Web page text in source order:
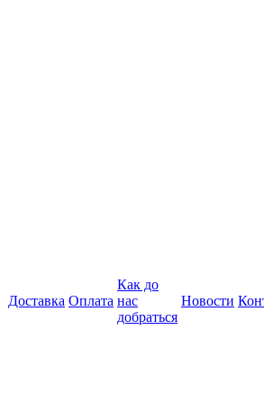
Доставка Оплата
Как до
нас
добраться
Новости